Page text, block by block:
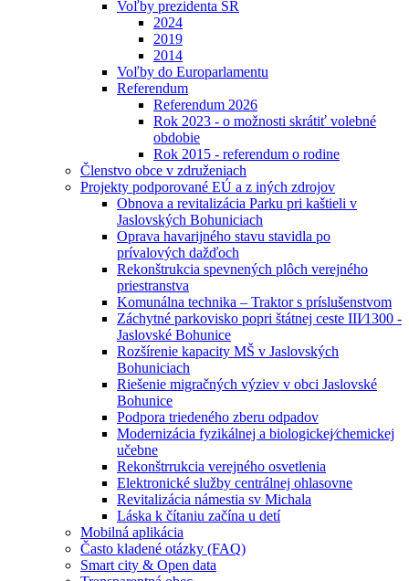
Voľby prezidenta SR
2024
2019
2014
Voľby do Europarlamentu
Referendum
Referendum 2026
Rok 2023 - o možnosti skrátiť volebné
obdobie
Rok 2015 - referendum o rodine
Členstvo obce v združeniach
Projekty podporované EÚ a z iných zdrojov
Obnova a revitalizácia Parku pri kaštieli v
Jaslovských Bohuniciach
Oprava havarijného stavu stavidla po
prívalových dažďoch
Rekonštrukcia spevnených plôch verejného
priestranstva
Komunálna technika – Traktor s príslušenstvom
Záchytné parkovisko popri štátnej ceste III⁄1300 -
Jaslovské Bohunice
Rozšírenie kapacity MŠ v Jaslovských
Bohuniciach
Riešenie migračných výziev v obci Jaslovské
Bohunice
Podpora triedeného zberu odpadov
Modernizácia fyzikálnej a biologickej⁄chemickej
učebne
Rekonštrrukcia verejného osvetlenia
Elektronické služby centrálnej ohlasovne
Revitalizácia námestia sv Michala
Láska k čítaniu začína u detí
Mobilná aplikácia
Často kladené otázky (FAQ)
Smart city & Open data